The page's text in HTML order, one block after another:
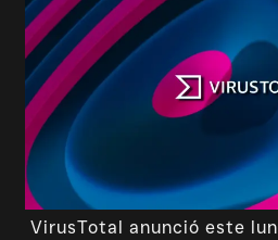
VirusTotal anunció este